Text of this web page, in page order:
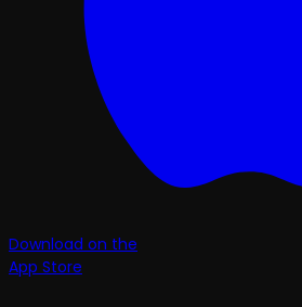
Download on the
App Store